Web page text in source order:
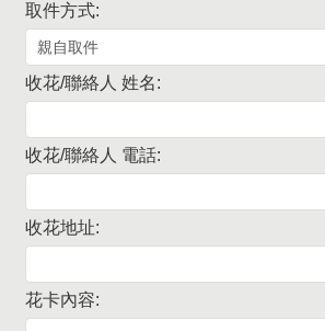
取件方式:
收花/聯絡人 姓名:
收花/聯絡人 電話:
收花地址:
花卡內容: